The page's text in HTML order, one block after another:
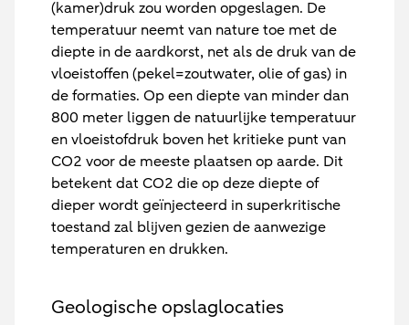
(kamer)druk zou worden opgeslagen. De
temperatuur neemt van nature toe met de
diepte in de aardkorst, net als de druk van de
vloeistoffen (pekel=zoutwater, olie of gas) in
de formaties. Op een diepte van minder dan
800 meter liggen de natuurlijke temperatuur
en vloeistofdruk boven het kritieke punt van
CO2 voor de meeste plaatsen op aarde. Dit
betekent dat CO2 die op deze diepte of
dieper wordt geïnjecteerd in superkritische
toestand zal blijven gezien de aanwezige
temperaturen en drukken.
Geologische opslaglocaties